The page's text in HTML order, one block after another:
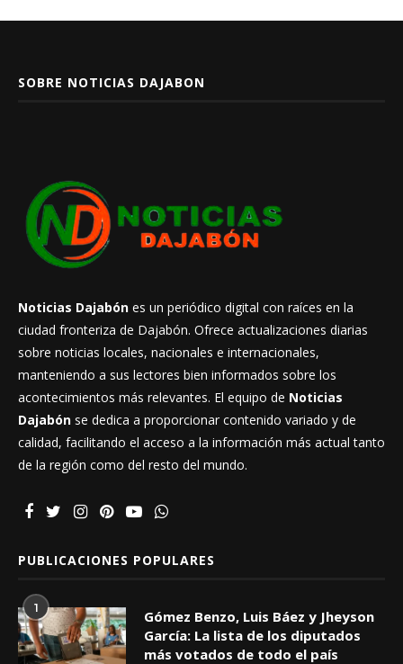
SOBRE NOTICIAS DAJABON
Noticias Dajabón es un periódico digital con raíces en la
ciudad fronteriza de Dajabón. Ofrece actualizaciones diarias
sobre noticias locales, nacionales e internacionales,
manteniendo a sus lectores bien informados sobre los
acontecimientos más relevantes. El equipo de Noticias
Dajabón se dedica a proporcionar contenido variado y de
calidad, facilitando el acceso a la información más actual tanto
de la región como del resto del mundo.
PUBLICACIONES POPULARES
1
Gómez Benzo, Luis Báez y Jheyson
García: La lista de los diputados
más votados de todo el país